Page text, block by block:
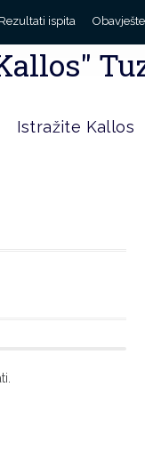
Rezultati ispita
Istražite Kallos